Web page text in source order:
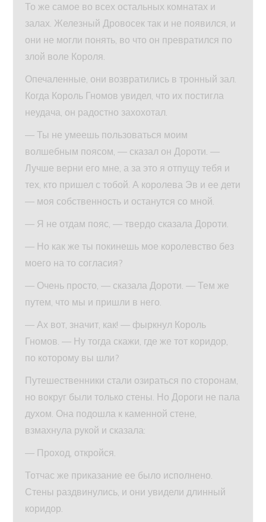
То же самое во всех остальных комнатах и
залах. Железный Дровосек так и не появился, и
они не могли понять, во что он превратился по
злой воле Короля.
Опечаленные, они возвратились в тронный зал.
Когда Король Гномов увидел, что их постигла
неудача, он радостно захохотал.
— Ты не умеешь пользоваться моим
волшебным поясом, — сказал он Дороти. —
Лучше верни его мне, а за это я отпущу тебя и
тех, кто пришел с тобой. А королева Эв и ее дети
— моя собственность и останутся со мной.
— Я не отдам пояс, — твердо сказала Дороти.
— Но как же ты покинешь мое королевство без
моего на то согласия?
— Очень просто, — сказала Дороти. — Тем же
путем, что мы и пришли в него.
— Ах вот, значит, как! — фыркнул Король
Гномов. — Ну тогда скажи, где же тот коридор,
по которому вы шли?
Путешественники стали озираться по сторонам,
но вокруг были только стены. Но Дороги не пала
духом. Она подошла к каменной стене,
взмахнула рукой и сказала:
— Проход, откройся.
Тотчас же приказание ее было исполнено.
Стены раздвинулись, и они увидели длинный
коридор.